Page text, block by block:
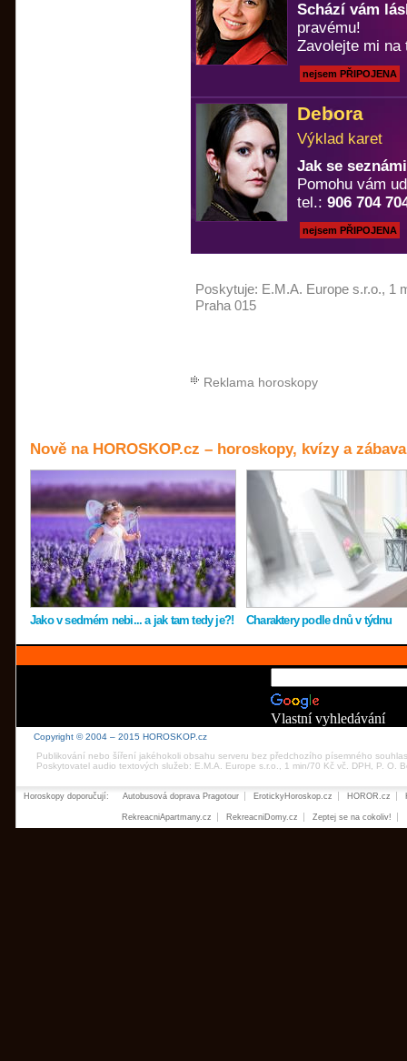
Schází vám
pravému!
Zavolejte mi
nejsem PŘIPOJENA
Debora
Výklad karet
Jak se
Pomohu vám
tel.: 906 704
nejsem PŘIPOJENA
Poskytuje: E.M.A. Europe s.r.o., 1
Praha 015
Reklama horoskopy
Nově na HOROSKOP.cz – horoskopy, kvízy a zábava
Jako v sedmém nebi... a jak tam tedy je?! Charaktery podle dnů v týdnu
Vlastní vyhledávání
Copyright © 2004 – 2015 HOROSKOP.cz
Publikování nebo šíření jakéhokoli obsahu serveru bez předchozího písemného
Poskytovatel audio textových služeb: E.M.A. Europe s.r.o., 1 min/70 Kč vč. DPH, P. O.
Horoskopy doporučují: Autobusová doprava Pragotour ErotickyHoroskop.cz HOROR.cz
RekreacniApartmany.cz RekreacniDomy.cz Zeptej se na cokoliv!